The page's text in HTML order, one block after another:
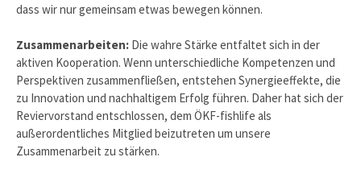
dass wir nur gemeinsam etwas bewegen können.
Zusammenarbeiten: Die wahre Stärke entfaltet sich in der
aktiven Kooperation. Wenn unterschiedliche Kompetenzen und
Perspektiven zusammenfließen, entstehen Synergieeffekte, die
zu Innovation und nachhaltigem Erfolg führen. Daher hat sich der
Reviervorstand entschlossen, dem ÖKF-fishlife als
außerordentliches Mitglied beizutreten um unsere
Zusammenarbeit zu stärken.